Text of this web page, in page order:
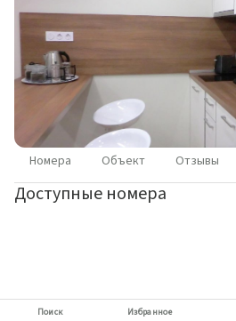
Номера Объект Отзывы
Доступные номера
Поиск Избранное